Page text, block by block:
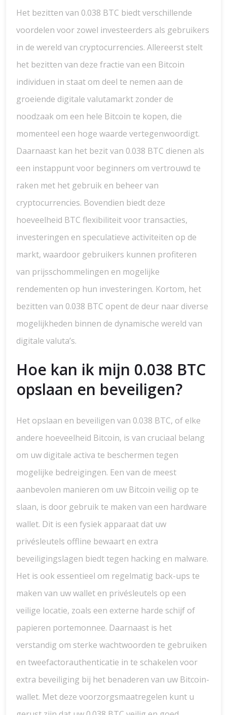
Het bezitten van 0.038 BTC biedt verschillende
voordelen voor zowel investeerders als gebruikers
in de wereld van cryptocurrencies. Allereerst stelt
het bezitten van deze fractie van een Bitcoin
individuen in staat om deel te nemen aan de
groeiende digitale valutamarkt zonder de
noodzaak om een hele Bitcoin te kopen, die
momenteel een hoge waarde vertegenwoordigt.
Daarnaast kan het bezit van 0.038 BTC dienen als
een instappunt voor beginners om vertrouwd te
raken met het gebruik en beheer van
cryptocurrencies. Bovendien biedt deze
hoeveelheid BTC flexibiliteit voor transacties,
investeringen en speculatieve activiteiten op de
markt, waardoor gebruikers kunnen profiteren
van prijsschommelingen en mogelijke
rendementen op hun investeringen. Kortom, het
bezitten van 0.038 BTC opent de deur naar diverse
mogelijkheden binnen de dynamische wereld van
digitale valuta’s.
Hoe kan ik mijn 0.038 BTC
opslaan en beveiligen?
Het opslaan en beveiligen van 0.038 BTC, of elke
andere hoeveelheid Bitcoin, is van cruciaal belang
om uw digitale activa te beschermen tegen
mogelijke bedreigingen. Een van de meest
aanbevolen manieren om uw Bitcoin veilig op te
slaan, is door gebruik te maken van een hardware
wallet. Dit is een fysiek apparaat dat uw
privésleutels offline bewaart en extra
beveiligingslagen biedt tegen hacking en malware.
Het is ook essentieel om regelmatig back-ups te
maken van uw wallet en privésleutels op een
veilige locatie, zoals een externe harde schijf of
papieren portemonnee. Daarnaast is het
verstandig om sterke wachtwoorden te gebruiken
en tweefactorauthenticatie in te schakelen voor
extra beveiliging bij het benaderen van uw Bitcoin-
wallet. Met deze voorzorgsmaatregelen kunt u